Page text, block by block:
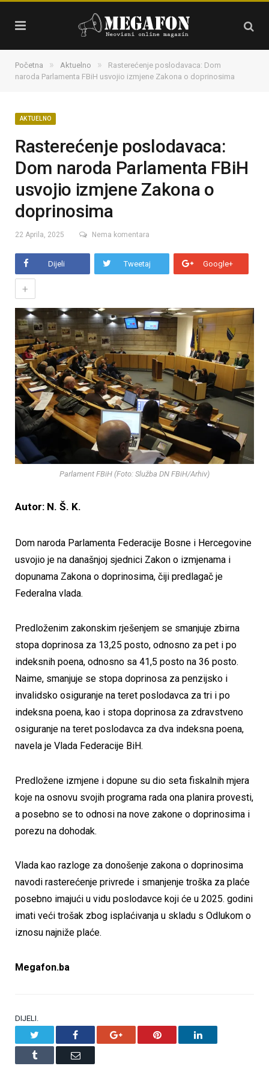
Početna » Aktuelno »
Rasterećenje poslodavaca: Dom
naroda Parlamenta FBiH usvojio izmjene Zakona o doprinosima
AKTUELNO
Rasterećenje poslodavaca:
Dom naroda Parlamenta FBiH
usvojio izmjene Zakona o
doprinosima
22 Aprila, 2025 Nema komentara
Dijeli Tweetaj Google+
+
Parlament FBiH (Foto: Služba DN FBiH/Arhiv)
Autor: N. Š. K.
Dom naroda Parlamenta Federacije Bosne i Hercegovine
usvojio je na današnjoj sjednici Zakon o izmjenama i
dopunama Zakona o doprinosima, čiji predlagač je
Federalna vlada.
Predloženim zakonskim rješenjem se smanjuje zbirna
stopa doprinosa za 13,25 posto, odnosno za pet i po
indeksnih poena, odnosno sa 41,5 posto na 36 posto.
Naime, smanjuje se stopa doprinosa za penzijsko i
invalidsko osiguranje na teret poslodavca za tri i po
indeksna poena, kao i stopa doprinosa za zdravstveno
osiguranje na teret poslodavca za dva indeksna poena,
navela je Vlada Federacije BiH.
Predložene izmjene i dopune su dio seta fiskalnih mjera
koje na osnovu svojih programa rada ona planira provesti,
a posebno se to odnosi na nove zakone o doprinosima i
porezu na dohodak.
Vlada kao razloge za donošenje zakona o doprinosima
navodi rasterećenje privrede i smanjenje troška za plaće
posebno imajući u vidu poslodavce koji će u 2025. godini
imati veći trošak zbog isplaćivanja u skladu s Odlukom o
iznosu najniže plaće.
Megafon.ba
DIJELI.
Facebook Google+ Pinterest LinkedIn
Tumblr Email